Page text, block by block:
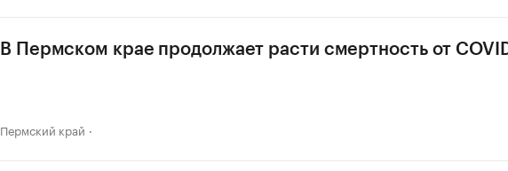
В Пермском крае продолжает расти смертность от
Пермский край